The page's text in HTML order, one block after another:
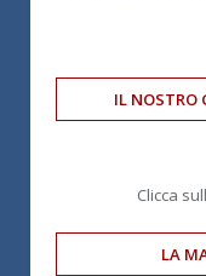
IL NOSTRO
Clicca
LA